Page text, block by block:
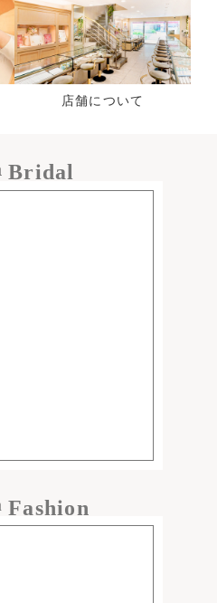
店舗について
Bridal
Fashion